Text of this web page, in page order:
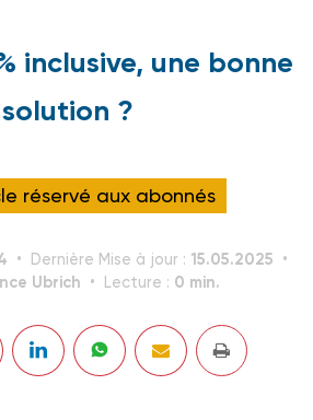
inclusive, une bonne
solution ?
réservé aux abonnés
Dernière Mise à jour : 15.05.2025
Ubrich Lecture : 0 min.